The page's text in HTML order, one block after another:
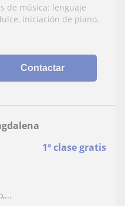
de música: lenguaje
iniciación de piano.
Contactar
1ª clase gratis